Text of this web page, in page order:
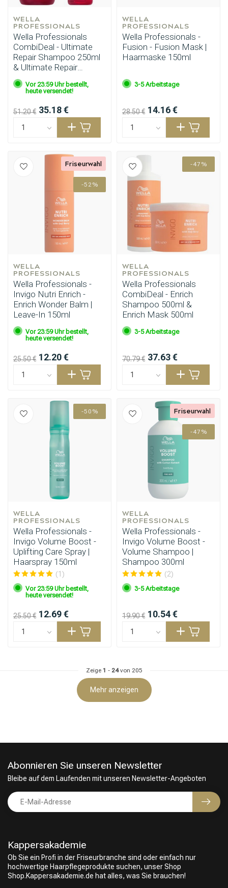
Friseurwahl
WELLA
PROFESSIONALS
Wella Professionals
CombiDeal - Ultimate
Repair Shampoo 250ml
& Ultimate Repair
Haarspülung 200ml
Vor 23:59 Uhr bestellt,
heute versendet!
51.20 € 35.18 €
WELLA
PROFESSIONALS
Wella Professionals -
Fusion - Fusion Mask |
Haarmaske 150ml
3-5 Arbeitstage
28.50 € 14.16 €
-52%
WELLA
PROFESSIONALS
Wella Professionals -
Invigo Nutri Enrich -
Enrich Wonder Balm |
Leave-In 150ml
Vor 23:59 Uhr bestellt,
heute versendet!
25.50 € 12.20 €
Friseurwahl -47%
WELLA
PROFESSIONALS
Wella Professionals
CombiDeal - Enrich
Shampoo 500ml &
Enrich Mask 500ml
3-5 Arbeitstage
70.79 € 37.63 €
-50%
WELLA
PROFESSIONALS
Wella Professionals -
Invigo Volume Boost -
Uplifting Care Spray |
Haarspray 150ml
(1)
Vor 23:59 Uhr bestellt,
heute versendet!
25.50 € 12.69 €
-47%
WELLA
PROFESSIONALS
Wella Professionals -
Invigo Volume Boost -
Volume Shampoo |
Shampoo 300ml
(2)
3-5 Arbeitstage
19.90 € 10.54 €
Friseurwahl
Zeige 1 - 24von 205
Mehr anzeigen
Kappersakademie
Ob Sie ein Profi in der Friseurbranche sind oder einfach nur
hochwertige Haarpflegeprodukte suchen, unser Shop
Shop.Kappersakademie.de hat alles, was Sie brauchen!
Abonnieren Sie unseren Newsletter
Bleibe auf dem Laufenden mit unseren Newsletter-Angeboten